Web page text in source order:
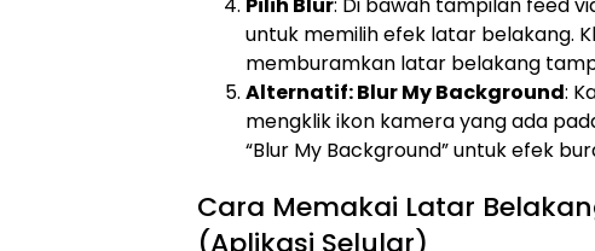
untuk memilih efek latar belakang.
memburamkan latar belakang
Alternatif: Blur My Background:
mengklik ikon kamera yang ada
“Blur My Background” untuk efek
Cara Memakai Latar
(Aplikasi Selular)